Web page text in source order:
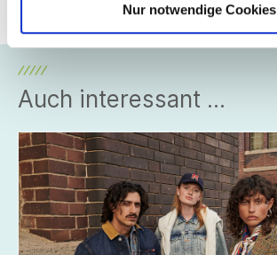
Nur notwendige Cookies
Auch interessant ...